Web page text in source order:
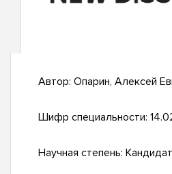
Автор: Опарин, Алексей
Шифр специальности:
Научная степень: